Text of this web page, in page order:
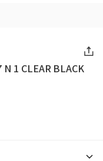
N 1 CLEAR BLACK